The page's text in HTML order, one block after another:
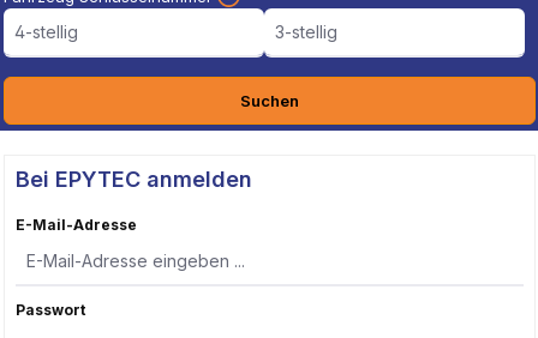
4-stellig
3-stellig
Suchen
Bei EPYTEC anmelden
E-Mail-Adresse
Passwort